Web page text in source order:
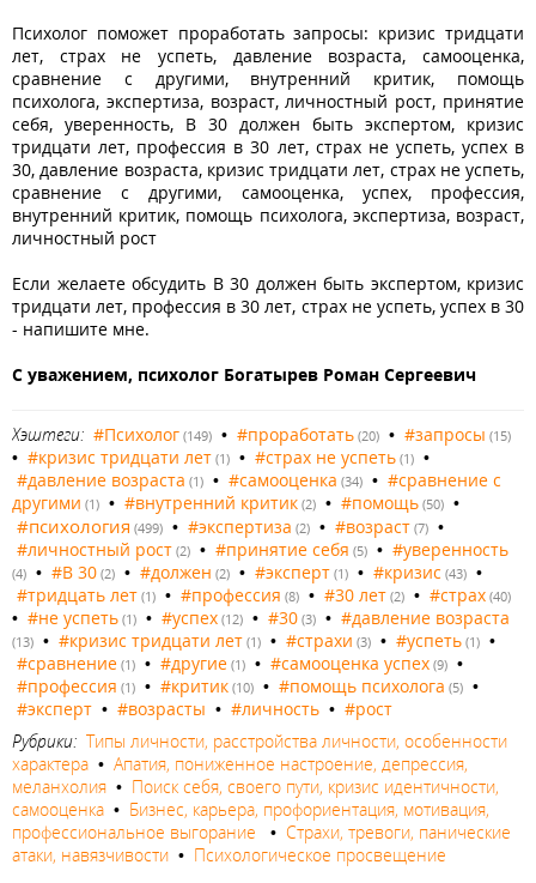
Психолог поможет проработать запросы: кризис тридцати
лет, страх не успеть, давление возраста, самооценка,
сравнение с другими, внутренний критик, помощь
психолога, экспертиза, возраст, личностный рост, принятие
себя, уверенность, В 30 должен быть экспертом, кризис
тридцати лет, профессия в 30 лет, страх не успеть, успех в
30, давление возраста, кризис тридцати лет, страх не успеть,
сравнение с другими, самооценка, успех, профессия,
внутренний критик, помощь психолога, экспертиза, возраст,
личностный рост
Если желаете обсудить В 30 должен быть экспертом, кризис
тридцати лет, профессия в 30 лет, страх не успеть, успех в 30
- напишите мне.
С уважением, психолог Богатырев Роман Сергеевич
Хэштеги: #Психолог (149) • #проработать (20) • #запросы (15)
• #кризис тридцати лет (1) • #страх не успеть (1) •
#давление возраста (1) • #самооценка (34) • #сравнение с
другими (1) • #внутренний критик (2) • #помощь (50) •
#психология (499) • #экспертиза (2) • #возраст (7) •
#личностный рост (2) • #принятие себя (5) • #уверенность
(4) • #В 30 (2) • #должен (2) • #эксперт (1) • #кризис (43) •
#тридцать лет (1) • #профессия (8) • #30 лет (2) • #страх (40)
• #не успеть (1) • #успех (12) • #30 (3) • #давление возраста
(13) • #кризис тридцати лет (1) • #страхи (3) • #успеть (1) •
#сравнение (1) • #другие (1) • #самооценка успех (9) •
#профессия (1) • #критик (10) • #помощь психолога (5) •
#эксперт • #возрасты • #личность • #рост
Рубрики: Типы личности, расстройства личности, особенности
характера • Апатия, пониженное настроение, депрессия,
меланхолия • Поиск себя, своего пути, кризис идентичности,
самооценка • Бизнес, карьера, профориентация, мотивация,
профессиональное выгорание
• Страхи, тревоги, панические
атаки, навязчивости • Психологическое просвещение